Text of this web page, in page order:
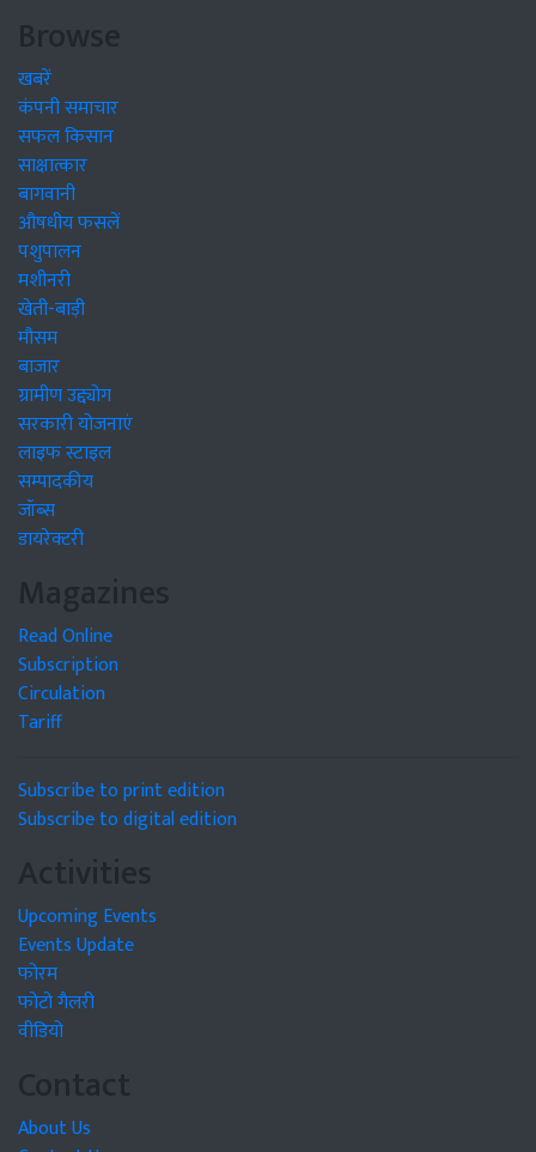
Browse
खबरें
कंपनी समाचार
सफल किसान
साक्षात्कार
बागवानी
औषधीय फसलें
पशुपालन
मशीनरी
खेती-बाड़ी
मौसम
बाजार
ग्रामीण उद्द्योग
सरकारी योजनाएं
लाइफ स्टाइल
सम्पादकीय
जॉब्स
डायरेक्टरी
Magazines
Read Online
Subscription
Circulation
Tariff
Subscribe to print edition
Subscribe to digital edition
Activities
Upcoming Events
Events Update
फोरम
फोटो गैलरी
वीडियो
Contact
About Us